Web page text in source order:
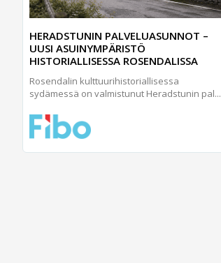
HERADSTUNIN PALVELUASUNNOT –
UUSI ASUINYMPÄRISTÖ
HISTORIALLISESSA ROSENDALISSA
Rosendalin kulttuurihistoriallisessa
sydämessä on valmistunut Heradstunin pal...